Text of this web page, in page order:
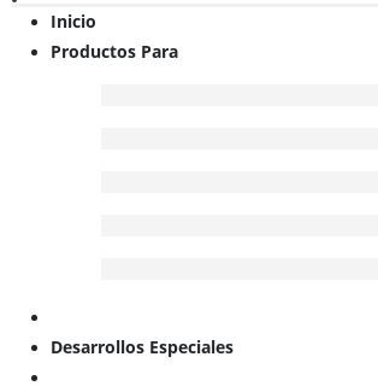
Inicio
Productos Para
Desarrollos Especiales